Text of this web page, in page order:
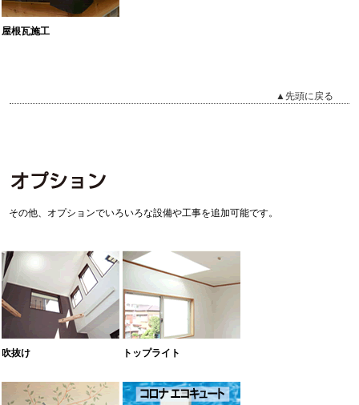
屋根瓦施工
▲先頭に戻る
その他、オプションでいろいろな設備や工事を追加可能です。
吹抜け トップライト